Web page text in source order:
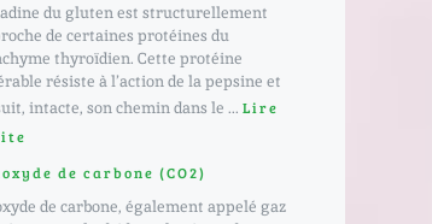
du gluten est structurellement
de certaines protéines du
thyroïdien. Cette protéine
résiste à l’action de la pepsine et
intacte, son chemin dans le ... Lire
de carbone (CO2)
de carbone, également appelé gaz